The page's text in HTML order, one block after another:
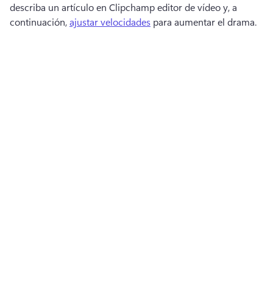
describa un artículo en Clipchamp editor de vídeo y, a
continuación, ajustar velocidades para aumentar el drama.